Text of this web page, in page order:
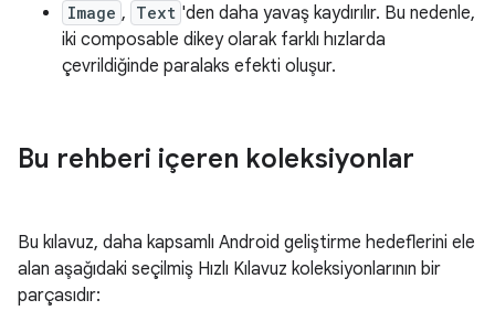
Image , Text 'den daha yavaş kaydırılır. Bu nedenle,
iki composable dikey olarak farklı hızlarda
çevrildiğinde paralaks efekti oluşur.
Bu rehberi içeren koleksiyonlar
Bu kılavuz, daha kapsamlı Android geliştirme hedeflerini ele
alan aşağıdaki seçilmiş Hızlı Kılavuz koleksiyonlarının bir
parçasıdır: